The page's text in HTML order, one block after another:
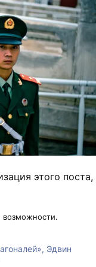
этого поста,
возможности.
Эдвин